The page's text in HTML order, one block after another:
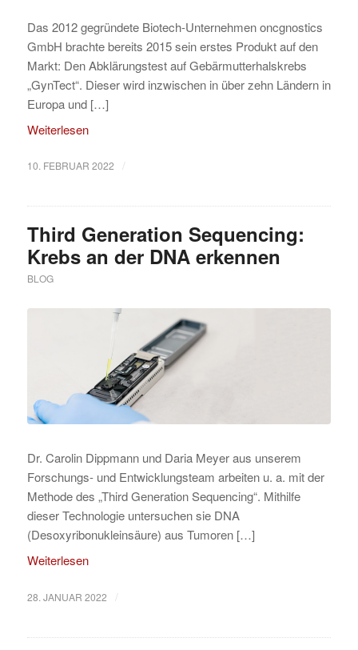
Das 2012 gegründete Biotech-Unternehmen oncgnostics
GmbH brachte bereits 2015 sein erstes Produkt auf den
Markt: Den Abklärungstest auf Gebärmutterhalskrebs
„GynTect“. Dieser wird inzwischen in über zehn Ländern in
Europa und […]
Weiterlesen
10. FEBRUAR 2022 /
Third Generation Sequencing:
Krebs an der DNA erkennen
BLOG
Dr. Carolin Dippmann und Daria Meyer aus unserem
Forschungs- und Entwicklungsteam arbeiten u. a. mit der
Methode des „Third Generation Sequencing“. Mithilfe
dieser Technologie untersuchen sie DNA
(Desoxyribonukleinsäure) aus Tumoren […]
Weiterlesen
28. JANUAR 2022 /